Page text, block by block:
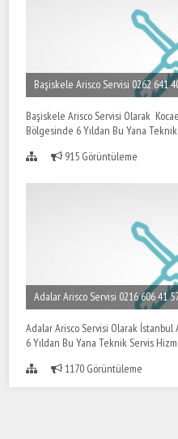
Başiskele Arisco Servisi 0262 641
Başiskele Arisco Servisi Olarak
Bölgesinde 6 Yıldan Bu Yana
915 Görüntüleme
Adalar Arisco Servisi 0216 606 41
Adalar Arisco Servisi Olarak
6 Yıldan Bu Yana Teknik Servis
1170 Görüntüleme